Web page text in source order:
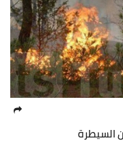
السيطرة